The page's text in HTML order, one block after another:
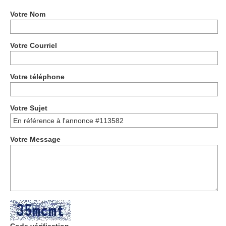
Votre Nom
Votre Courriel
Votre téléphone
Votre Sujet
Votre Message